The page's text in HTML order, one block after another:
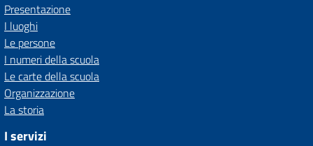
Presentazione
I luoghi
Le persone
I numeri della scuola
Le carte della scuola
Organizzazione
La storia
I servizi